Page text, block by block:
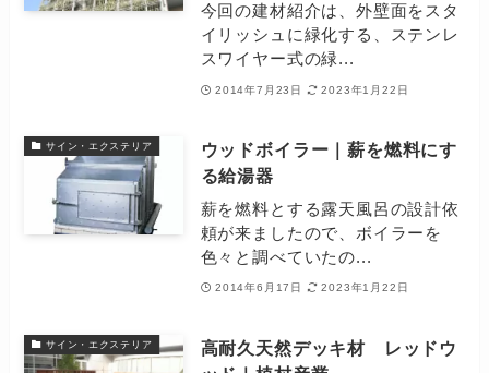
今回の建材紹介は、外壁面をスタ
イリッシュに緑化する、ステンレ
スワイヤー式の緑...
2014年7月23日 2023年1月22日
サイン・エクステリア
ウッドボイラー｜薪を燃料にす
る給湯器
薪を燃料とする露天風呂の設計依
頼が来ましたので、ボイラーを
色々と調べていたの...
2014年6月17日 2023年1月22日
サイン・エクステリア
高耐久天然デッキ材 レッドウ